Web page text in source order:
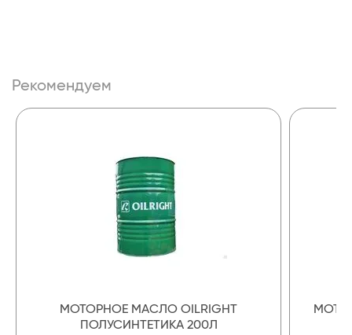
Рекомендуем
МОТОРНОЕ МАСЛО OILRIGHT
ПОЛУСИНТЕТИКА 200Л